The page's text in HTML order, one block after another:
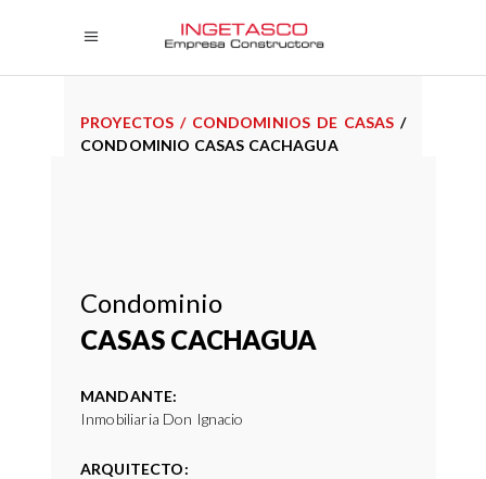
PROYECTOS / CONDOMINIOS DE CASAS /
CONDOMINIO CASAS CACHAGUA
Condominio
CASAS CACHAGUA
MANDANTE:
Inmobiliaria Don Ignacio
ARQUITECTO: